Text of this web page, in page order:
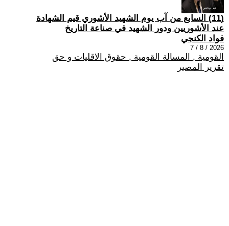
(11) السابع من آب يوم الشهيد الأشوري قيم الشهادة
عند الأشوريين ودور الشهيد في صناعة التاريخ
فواد الكنجي
2026 / 8 / 7
القومية , المسالة القومية , حقوق الاقليات و حق
تقرير المصير